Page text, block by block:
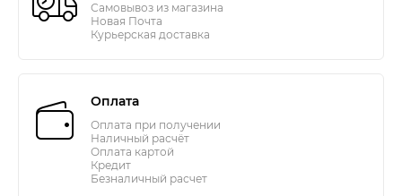
Самовывоз из магазина
Новая Почта
Курьерская доставка
Оплата
Оплата при получении
Наличный расчёт
Оплата картой
Кредит
Безналичный расчет